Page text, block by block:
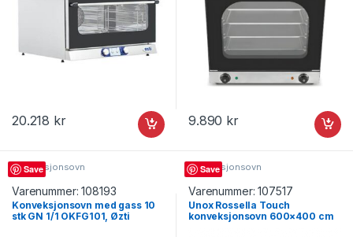
20.218 kr 9.890 kr
Save
Konveksjonsovn
Varenummer:108193
Konveksjonsovn med gass 10
stk GN 1/1 OKFG101, Øzti
Save
Konveksjonsovn
Varenummer:107517
Unox Rossella Touch
konveksjonsovn 600×400 cm